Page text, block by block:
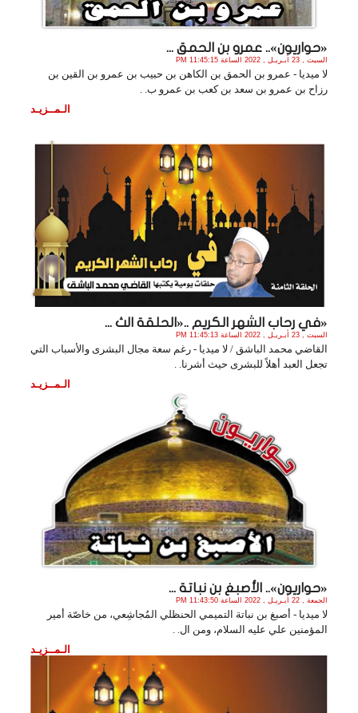
«حواريون».. عمرو بن الحمق ...
السبت , 23 أبـريـل , 2022 الساعة 11:45:15 PM
لا ميديا - عمرو بن الحمق بن الكاهن بن حبيب بن عمرو بن القين بن
رزاح بن عمرو بن سعد بن كعب بن عمرو ب. .
الـمــزيـد
«في رحاب الشهر الكريم ..«الحلقة الث ...
السبت , 23 أبـريـل , 2022 الساعة 11:45:13 PM
القاضي محمد الباشق / لا ميديا - رغم سعة مجال البشرى والأسباب التي
تجعل العبد أهلاً للبشرى حيث أشرنا. .
الـمــزيـد
«حواريون».. الأصبغ‌ بن‌ نباتة ...
الجمعة , 22 أبـريـل , 2022 الساعة 11:43:50 PM
لا ميديا - أصبغ بن نباتة التميمي الحنظلي المُجاشِعي، من خاصّة أمير
المؤمنين علي عليه السلام، ومن ال. .
الـمــزيـد